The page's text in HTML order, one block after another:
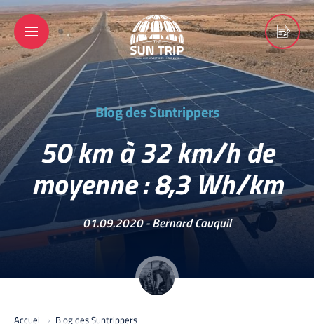
Blog des Suntrippers
50 km à 32 km/h de
moyenne : 8,3 Wh/km
01.09.2020 -Bernard Cauquil
Accueil
Blog des Suntrippers